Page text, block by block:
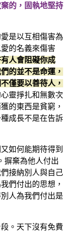
的，固執地堅持
是以互相傷害為
的名義來傷害
人會阻礙你成
的並不是命運，
僅要以善待人，
靈掙扎和無數次
的東西是貧窮，
成長不是在告訴
如何能期待得到
摒棄為他人付出
接納別人與自己
們付出的思想，
人為我們付出是
。天下沒有免費